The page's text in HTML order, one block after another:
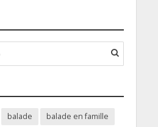
balade
balade en famille